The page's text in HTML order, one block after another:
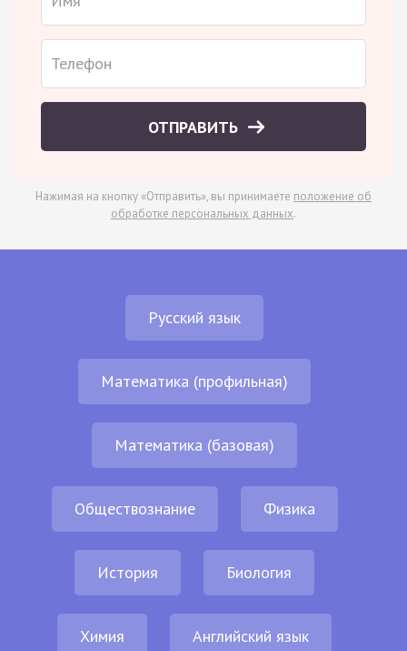
ОТПРАВИТЬ
Нажимая на кнопку «Отправить», вы принимаете положение об
обработке персональных данных.
Русский язык
Математика (профильная)
Математика (базовая)
Обществознание Физика
История Биология
Химия Английский язык